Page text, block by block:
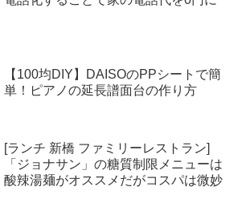
【100均DIY】DAISOのPPシートで簡
単！ピアノの延長譜面台の作り方
[ランチ 新橋 ファミリーレストラン]
「ジョナサン」の糖質制限メニューは
酸辣湯麺がオススメだがコスパは微妙